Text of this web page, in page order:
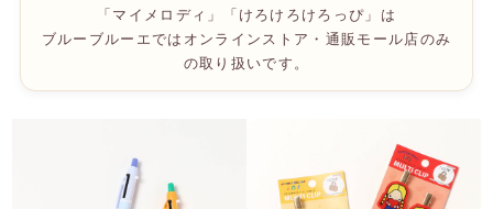
「マイメロディ」「けろけろけろっぴ」は
ブルーブルーエではオンラインストア・通販モール店のみ
の取り扱いです。